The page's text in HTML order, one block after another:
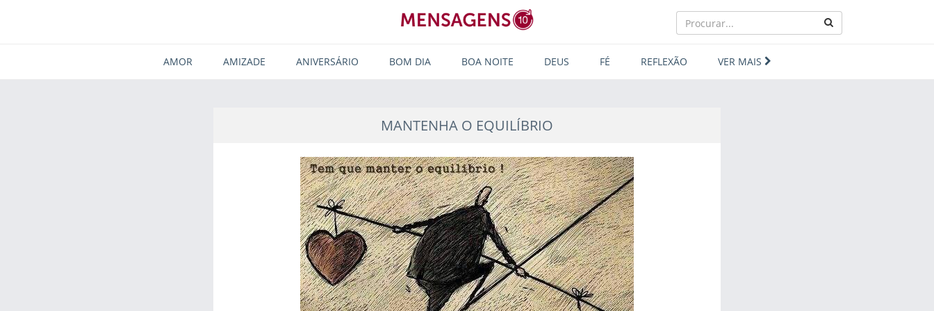
AMOR AMIZADE ANIVERSÁRIO BOM DIA BOA NOITE DEUS FÉ REFLEXÃO VER MAIS
MANTENHA O EQUILÍBRIO